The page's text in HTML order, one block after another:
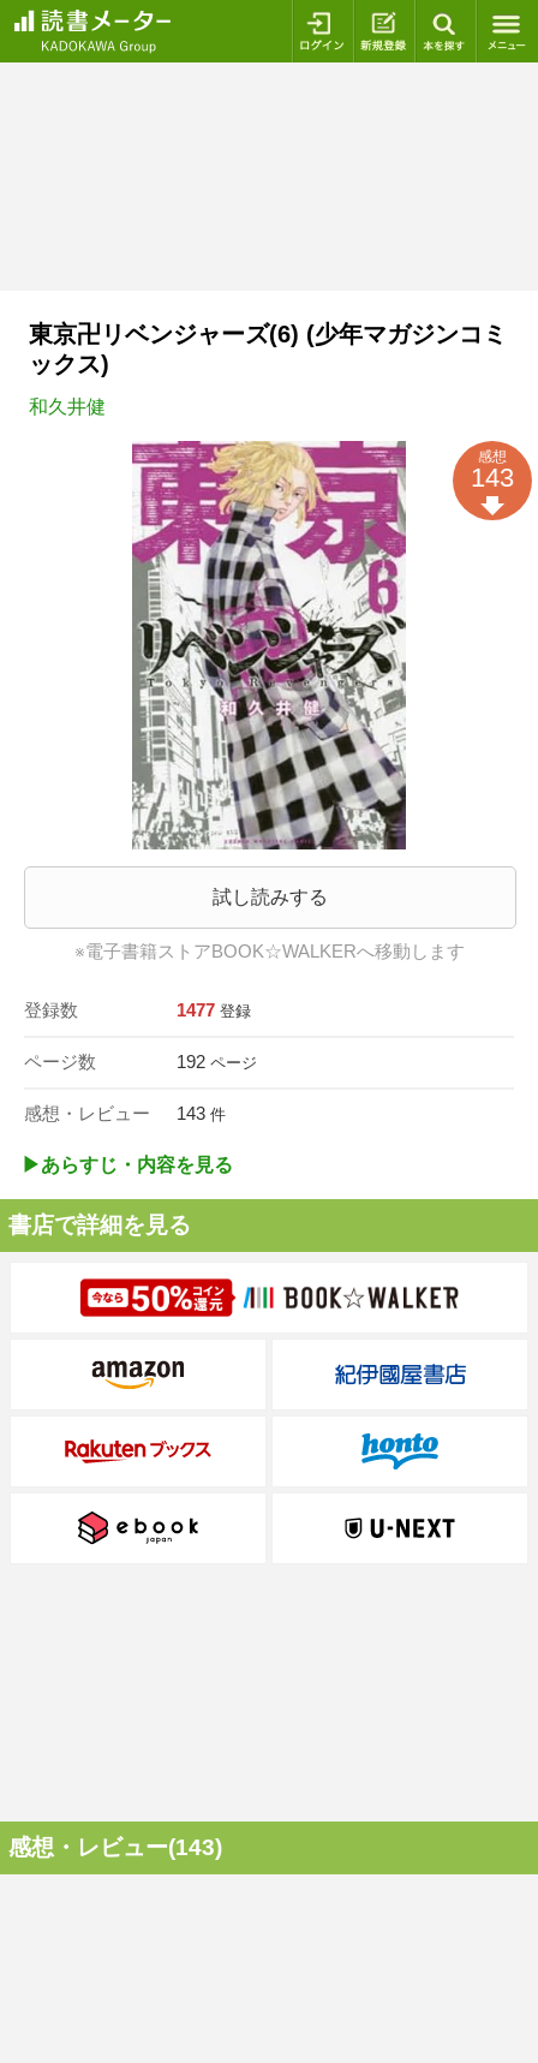
ログイン 新規登録
東京卍リベンジャーズ(6) (少年マガジンコミ
ックス)
和久井健
試し読みする
※電子書籍ストアBOOK☆WALKERへ移動します
登録数 1477 登録
ページ数 192 ページ
感想・レビュー 143 件
感想
143
▶︎あらすじ・内容を見る
書店で詳細を見る
感想・レビュー(143)